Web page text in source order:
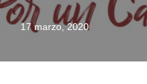
17 marzo, 2020